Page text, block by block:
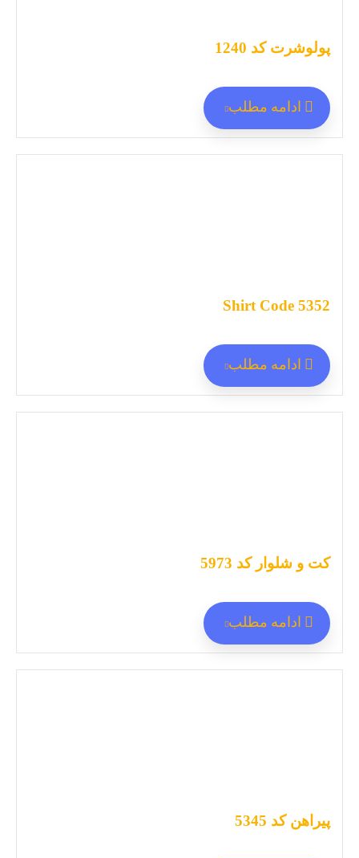
پولوشرت کد 1240
ادامه مطلب
Shirt Code 5352
ادامه مطلب
کت و شلوار کد 5973
ادامه مطلب
پیراهن کد 5345